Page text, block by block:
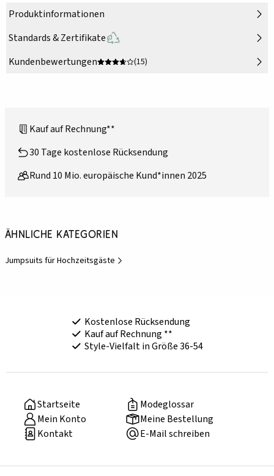
Produktinformationen
Standards & Zertifikate
Kundenbewertungen
(15)
Kauf auf Rechnung**
30 Tage kostenlose Rücksendung
Rund 10 Mio. europäische Kund*innen 2025
Ähnliche Kategorien
Jumpsuits für Hochzeitsgäste
Kostenlose Rücksendung
Kauf auf Rechnung **
Style-Vielfalt in Größe 36-54
Startseite
Modeglossar
Mein Konto
Meine Bestellung
Kontakt
E-Mail schreiben